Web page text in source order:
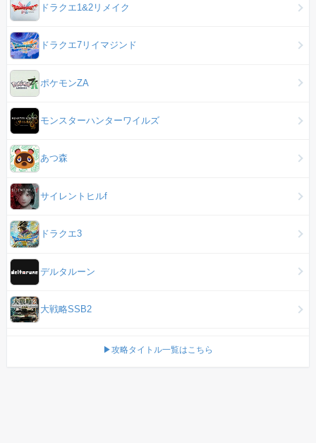
ドラクエ1&2リメイク
ドラクエ7リイマジンド
ポケモンZA
モンスターハンターワイルズ
あつ森
サイレントヒルf
ドラクエ3
デルタルーン
大戦略SSB2
▶攻略タイトル一覧はこちら